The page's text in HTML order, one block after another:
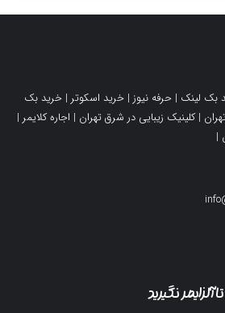
بک لینک | حرفه نیوز | خرید اسکوتر | خرید بک
|کلینیک زیبایی در شرق تهران | اجاره کلایمر |
|
آلزایمر نگیرید